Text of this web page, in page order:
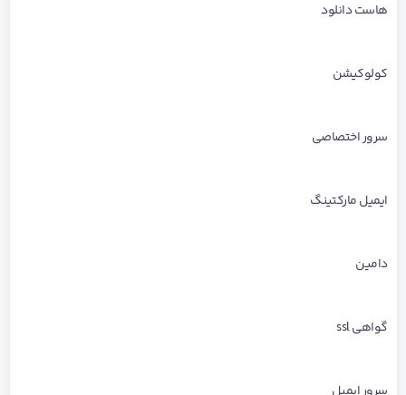
هاست دانلود
کولوکیشن
سرور اختصاصی
ایمیل مارکتینگ
دامین
گواهی ssl